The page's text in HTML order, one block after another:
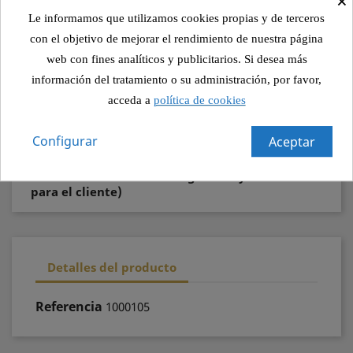
Información de seguridad y confianza para el
cliente)
Política de envío (editar con el módulo
Información de seguridad y confianza para el
Política de devolución (editar con el
para el cliente)
Detalles del producto
Referencia 1000105
Le informamos que utilizamos cookies propias y de terceros
con el objetivo de mejorar el rendimiento de nuestra página
web con fines analíticos y publicitarios. Si desea más
información del tratamiento o su administración, por favor,
acceda a política de cookies
Aceptar
Configurar